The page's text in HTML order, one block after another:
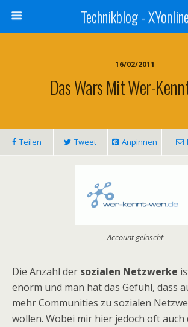
Technikblog - XYonline
16/02/2011
Das Wars Mit Wer-
Teilen Tweet Anpinnen
Account gelöscht
Die Anzahl der sozialen Netzwerke
enorm und man hat das Gefühl, dass
mehr Communities zu sozialen
wollen. Wobei mir hier jedoch oft auch